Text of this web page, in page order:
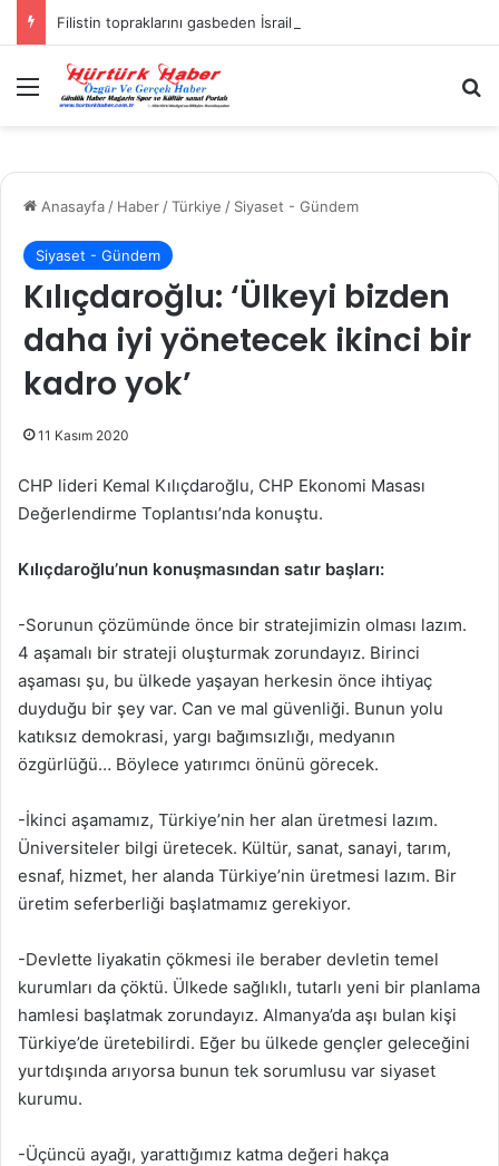
Menü
Anasayfa / Haber /Türkiye / Siyaset - Gündem
Siyaset - Gündem
Kılıçdaroğlu: ‘Ülkeyi bizden
daha iyi yönetecek ikinci bir
kadro yok’
11 Kasım 2020
CHP lideri Kemal Kılıçdaroğlu, CHP Ekonomi Masası
Değerlendirme Toplantısı’nda konuştu.
Kılıçdaroğlu’nun konuşmasından satır başları:
-Sorunun çözümünde önce bir stratejimizin olması lazım.
4 aşamalı bir strateji oluşturmak zorundayız. Birinci
aşaması şu, bu ülkede yaşayan herkesin önce ihtiyaç
duyduğu bir şey var. Can ve mal güvenliği. Bunun yolu
katıksız demokrasi, yargı bağımsızlığı, medyanın
özgürlüğü… Böylece yatırımcı önünü görecek.
-İkinci aşamamız, Türkiye’nin her alan üretmesi lazım.
Üniversiteler bilgi üretecek. Kültür, sanat, sanayi, tarım,
esnaf, hizmet, her alanda Türkiye’nin üretmesi lazım. Bir
üretim seferberliği başlatmamız gerekiyor.
-Devlette liyakatin çökmesi ile beraber devletin temel
kurumları da çöktü. Ülkede sağlıklı, tutarlı yeni bir planlama
hamlesi başlatmak zorundayız. Almanya’da aşı bulan kişi
Türkiye’de üretebilirdi. Eğer bu ülkede gençler geleceğini
yurtdışında arıyorsa bunun tek sorumlusu var siyaset
kurumu.
-Üçüncü ayağı, yarattığımız katma değeri hakça